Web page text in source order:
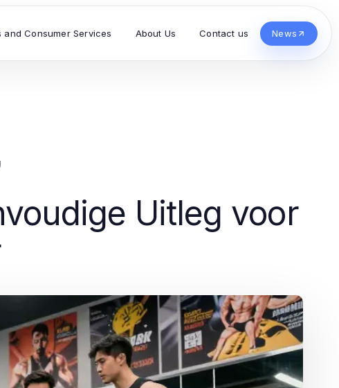
and Consumer Services About Us Contact us News
Uitleg voor